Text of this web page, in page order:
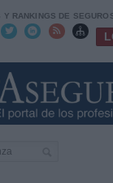
Y RANKINGS DE
   